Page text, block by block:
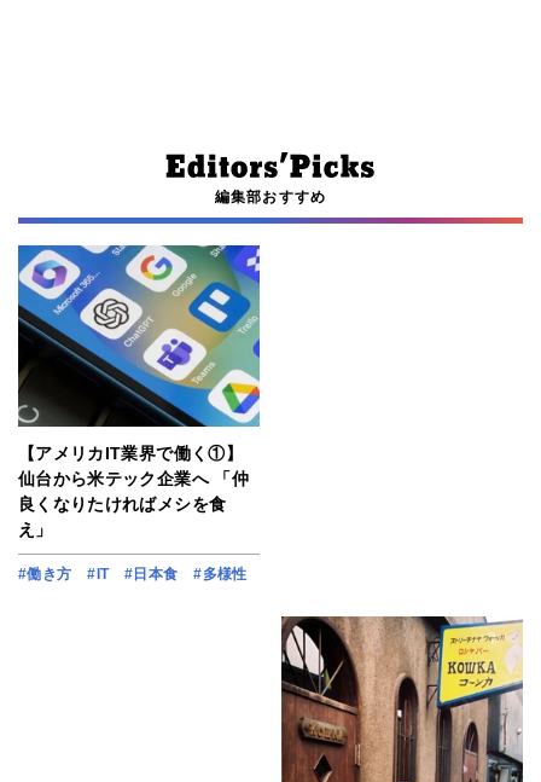
編集部おすすめ
【アメリカIT業界で働く①】
仙台から米テック企業へ 「仲
良くなりたければメシを食
え」
#働き方 #IT #日本食 #多様性